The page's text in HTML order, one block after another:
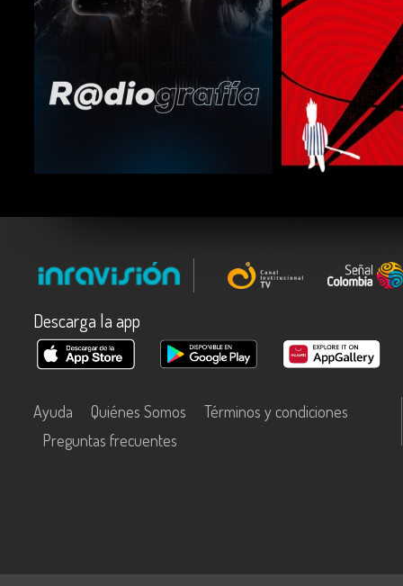
COMPARTIR
Descarga la app
Ayuda Quiénes Somos
Términos y condiciones
Preguntas frecuentes